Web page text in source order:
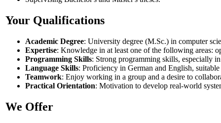
Your Qualifications
Academic Degree: University degree (M.Sc.) in computer
Expertise: Knowledge in at least one of the following areas:
Programming Skills: Strong programming skills, especially
Language Skills: Proficiency in German and English,
Teamwork: Enjoy working in a group and a desire to
Practical Orientation: Motivation to develop real-world
We Offer